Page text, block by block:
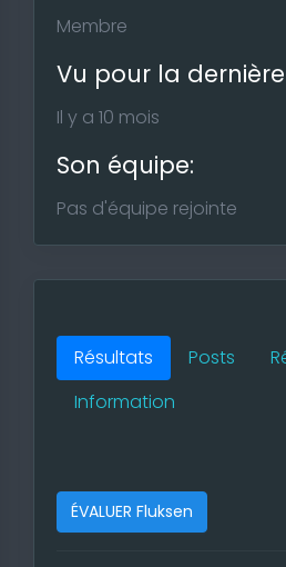
Membre
Vu pour la
Il y a 10 mois
Son équipe:
Pas d'équipe rejointe
Résultats Posts
Information
ÉVALUER Fluksen